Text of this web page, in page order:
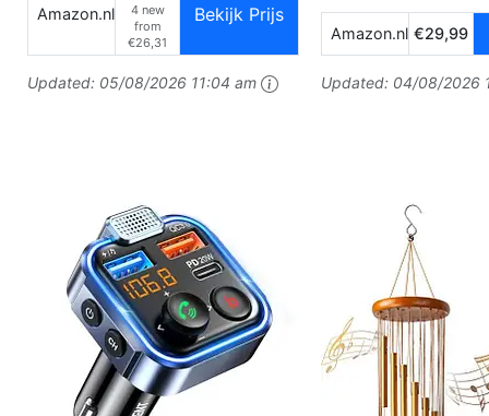
Amazon.nl
4 new
from
€26,31
Bekijk Prijs
Updated: 05/08/2026 11:04 am
Amazon.nl €29,99
Updated: 04/08/2026